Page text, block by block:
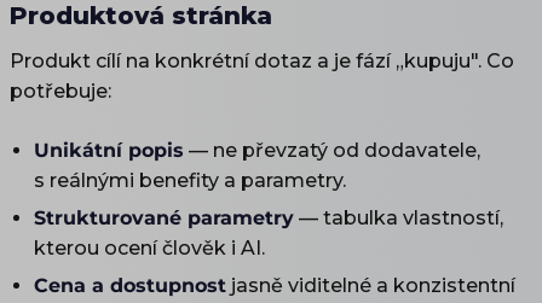
Produktová stránka
Produkt cílí na konkrétní dotaz a je fází „kupuju". Co
potřebuje:
Unikátní popis — ne převzatý od dodavatele,
s reálnými benefity a parametry.
Strukturované parametry — tabulka vlastností,
kterou ocení člověk i AI.
Cena a dostupnost jasně viditelné a konzistentní